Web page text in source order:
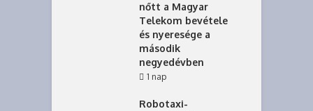
nőtt a Magyar
Telekom bevétele
és nyeresége a
második
negyedévben
1 nap
Robotaxi-